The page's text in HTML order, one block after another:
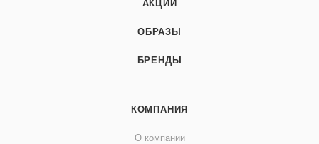
АКЦИИ
ОБРАЗЫ
БРЕНДЫ
КОМПАНИЯ
О компании